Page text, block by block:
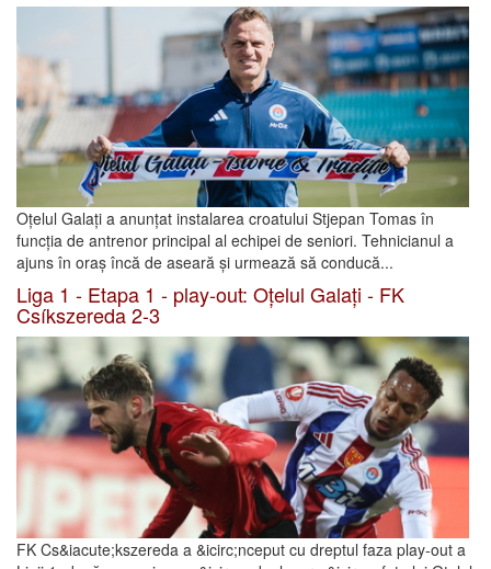
Oțelul Galați a anunțat instalarea croatului Stjepan Tomas în
funcția de antrenor principal al echipei de seniori. Tehnicianul a
ajuns în oraș încă de aseară și urmează să conducă...
Liga 1 - Etapa 1 - play-out: Oțelul Galați - FK
Csíkszereda 2-3
FK Cs&iacute;kszereda a &icirc;nceput cu dreptul faza play-out a